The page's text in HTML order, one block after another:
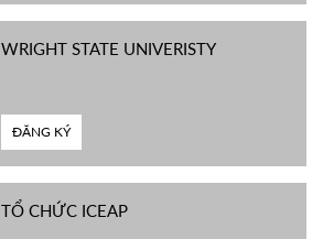
WRIGHT STATE UNIVERISTY
ĐĂNG KÝ
TỔ CHỨC ICEAP